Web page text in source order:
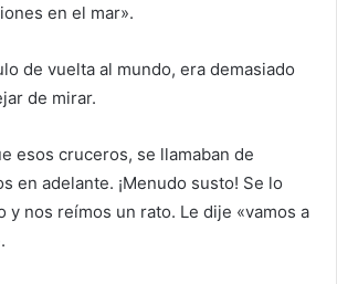
en el mar».
de vuelta al mundo, era demasiado
de mirar.
esos cruceros, se llamaban de
en adelante. ¡Menudo susto! Se lo
y nos reímos un rato. Le dije «vamos a